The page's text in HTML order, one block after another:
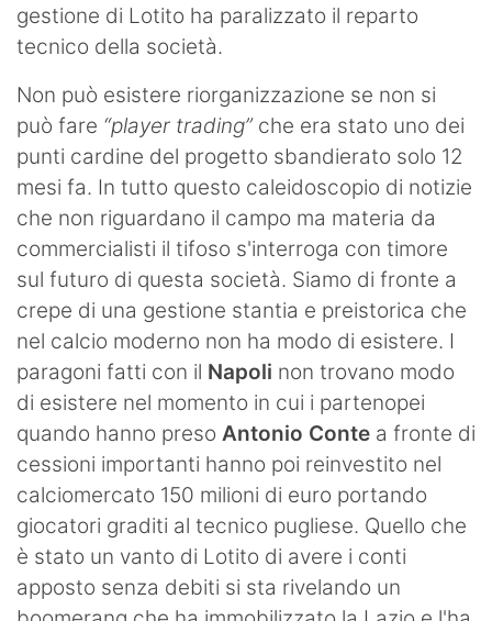
gestione di Lotito ha paralizzato il reparto
tecnico della società.
Non può esistere riorganizzazione se non si
può fare “player trading”che era stato uno dei
punti cardine del progetto sbandierato solo 12
mesi fa. In tutto questo caleidoscopio di notizie
che non riguardano il campo ma materia da
commercialisti il tifoso s'interroga con timore
sul futuro di questa società. Siamo di fronte a
crepe di una gestione stantia e preistorica che
nel calcio moderno non ha modo di esistere. I
paragoni fatti con il Napoli non trovano modo
di esistere nel momento in cui i partenopei
quando hanno preso Antonio Conte a fronte di
cessioni importanti hanno poi reinvestito nel
calciomercato 150 milioni di euro portando
giocatori graditi al tecnico pugliese. Quello che
è stato un vanto di Lotito di avere i conti
apposto senza debiti si sta rivelando un